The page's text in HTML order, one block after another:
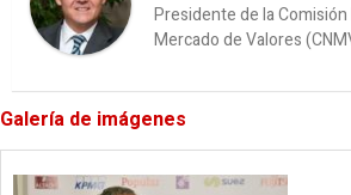
Presidente de la Comisión
Mercado de Valores
Galería de imágenes